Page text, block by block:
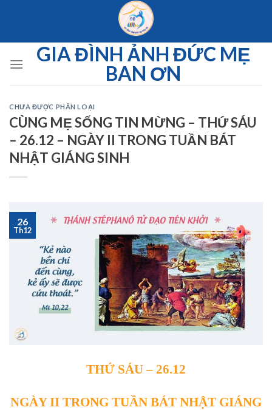
GIA ĐÌNH ẢNH ĐỨC MẸ
BAN ƠN
CHƯA ĐƯỢC PHÂN LOẠI
CÙNG MẸ SỐNG TIN MỪNG – THỨ SÁU
– 26.12 – NGÀY II TRONG TUẦN BÁT
NHẬT GIÁNG SINH
26
Th12
THỨ SÁU– 26.12
NGÀY II TRONG TUẦN BÁT NHẬT GIÁNG